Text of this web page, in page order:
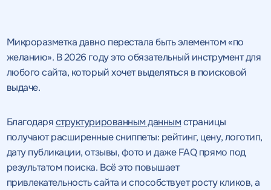
Микроразметка давно перестала быть элементом «по
желанию». В 2026 году это обязательный инструмент для
любого сайта, который хочет выделяться в поисковой
выдаче.
Благодаряструктурированным даннымстраницы
получают расширенные сниппеты: рейтинг, цену, логотип,
дату публикации, отзывы, фото и даже FAQ прямо под
результатом поиска. Всё это повышает
привлекательность сайта и способствует росту кликов, а